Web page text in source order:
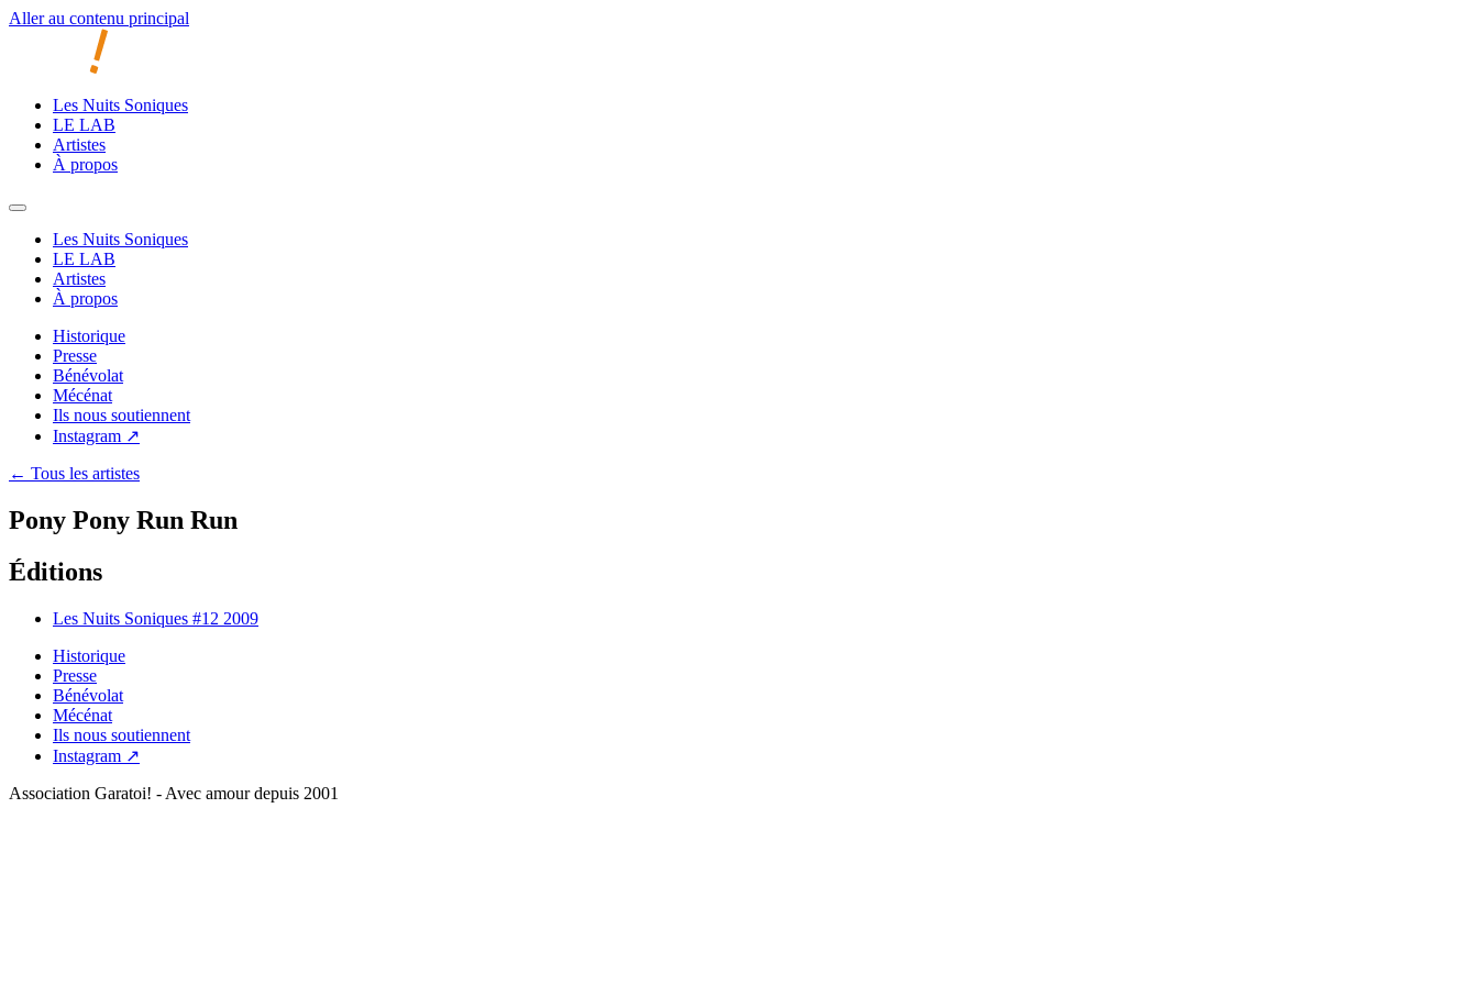
Aller au contenu principal
Les Nuits Soniques
LE LAB
Artistes
À propos
Les Nuits Soniques
LE LAB
Artistes
À propos
Historique
Presse
Bénévolat
Mécénat
Ils nous soutiennent
Instagram ↗
← Tous les artistes
Pony Pony Run Run
Éditions
Les Nuits Soniques #12 2009
Historique
Presse
Bénévolat
Mécénat
Ils nous soutiennent
Instagram ↗
Association Garatoi! - Avec amour depuis 2001